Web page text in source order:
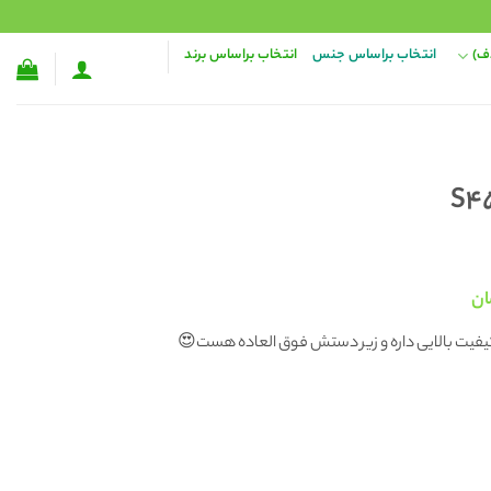
انتخاب براساس جنس انتخاب براساس برند
تومان
قیمت
فعلی:
۱۲۸,۰۰۰ تومان.
بالایی داره و زیر دستش فوق العاده هست😍